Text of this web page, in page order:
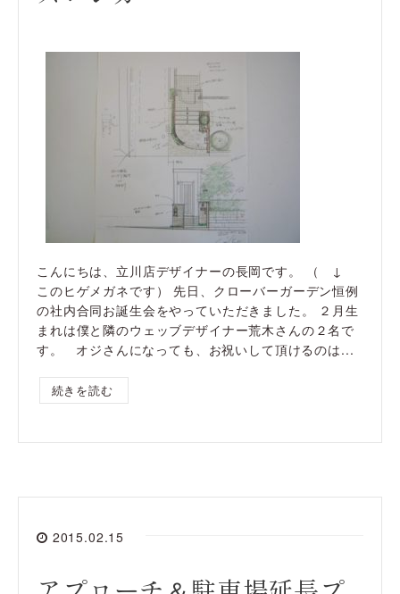
こんにちは、立川店デザイナーの長岡です。 （ ↓
このヒゲメガネです） 先日、クローバーガーデン恒例
の社内合同お誕生会をやっていただきました。 ２月生
まれは僕と隣のウェッブデザイナー荒木さんの２名で
す。 オジさんになっても、お祝いして頂けるのは...
続きを読む
2015.02.15